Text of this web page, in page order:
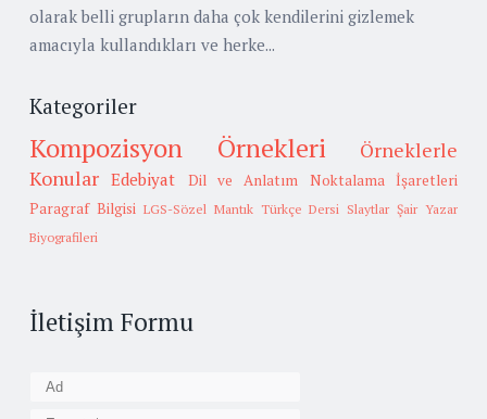
olarak belli grupların daha çok kendilerini gizlemek
amacıyla kullandıkları ve herke...
Kategoriler
Kompozisyon Örnekleri
Örneklerle
Konular Edebiyat Dil ve Anlatım
Noktalama İşaretleri
Paragraf Bilgisi LGS-Sözel Mantık Türkçe Dersi Slaytlar Şair Yazar
Biyografileri
İletişim Formu